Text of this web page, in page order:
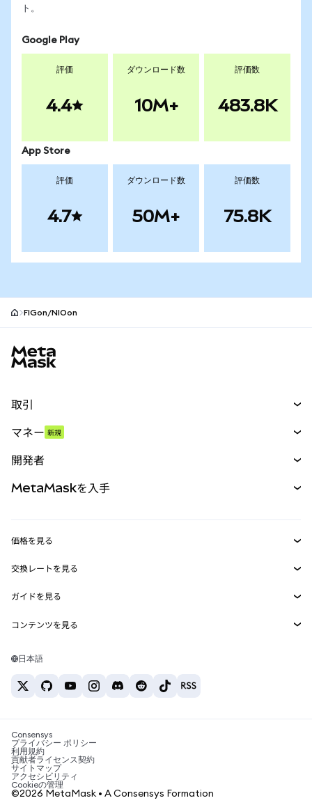
ト。
Google Play
評価
4.4
ダウンロード数
10M+
評価数
483.8K
App Store
評価
4.7
ダウンロード数
50M+
評価数
75.8K
FIGon/NIOon
取引
パーペチュアル
RWA
マネー 新規
開発者
MetaMask Connect
Snaps
Web3サービス
MetaMaskを入手
セキュリティ
サポート
キャリア
お問い合わせ
価格を見る
イーサリアムの価格
Solanaの価格
Tetherの価格
交換レートを見る
ETH→USD
USDT→INR
BTC→INR
ETH→USDT
ガイドを見る
ETHの購入
USDTの購入
SHIBの購入
BNBの購入
コンテンツを見る
Solanaウォレット
税制関連ニュース
暗号資産の購入方法は？
ビットコインを売るには？
日本語
Consensys
プライバシー ポリシー
利用規約
貢献者ライセンス契約
サイトマップ
アクセシビリティ
Cookieの管理
©2026 MetaMask • A Consensys Formation